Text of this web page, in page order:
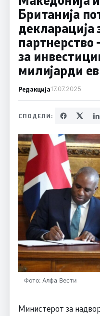
Британија
декларација
партнерство
за
милијарди
Редакција17.07.2025
СПОДЕЛИ:
Фото: Алфа Вести
Министерот за